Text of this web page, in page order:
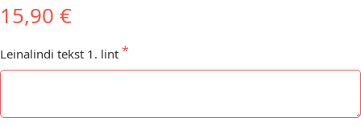
15,90 €
Leinalindi tekst 1. lint